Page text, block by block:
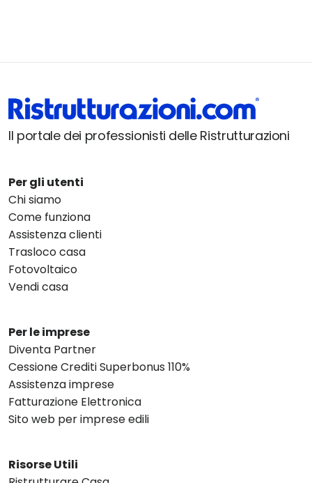
Il portale dei professionisti delle Ristrutturazioni
Per gli utenti
Chi siamo
Come funziona
Assistenza clienti
Trasloco casa
Fotovoltaico
Vendi casa
Per le imprese
Diventa Partner
Cessione Crediti Superbonus 110%
Assistenza imprese
Fatturazione Elettronica
Sito web per imprese edili
Risorse Utili